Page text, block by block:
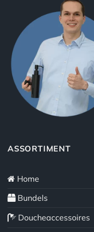
ASSORTIMENT
Home
Bundels
Doucheaccessoires